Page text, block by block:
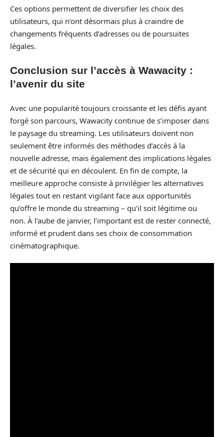
Ces options permettent de diversifier les choix des
utilisateurs, qui n’ont désormais plus à craindre de
changements fréquents d’adresses ou de poursuites
légales.
Conclusion sur l’accès à Wawacity :
l’avenir du site
Avec une popularité toujours croissante et les défis ayant
forgé son parcours, Wawacity continue de s’imposer dans
le paysage du streaming. Les utilisateurs doivent non
seulement être informés des méthodes d’accès à la
nouvelle adresse, mais également des implications légales
et de sécurité qui en découlent. En fin de compte, la
meilleure approche consiste à privilégier les alternatives
légales tout en restant vigilant face aux opportunités
qu’offre le monde du streaming – qu’il soit légitime ou
non. À l’aube de janvier, l’important est de rester connecté,
informé et prudent dans ses choix de consommation
cinématographique.